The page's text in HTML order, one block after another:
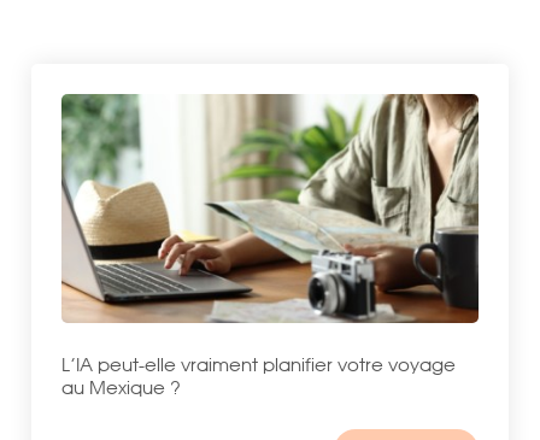
L’IA peut-elle vraiment planifier votre voyage
au Mexique ?